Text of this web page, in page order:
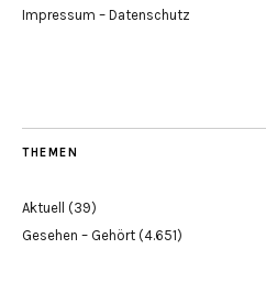
Impressum – Datenschutz
THEMEN
Aktuell
(39)
Gesehen – Gehört (4.651)